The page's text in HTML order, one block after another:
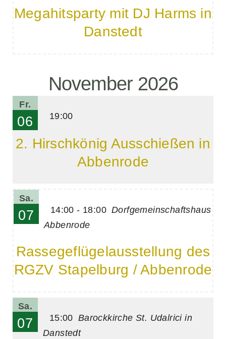
Megahitsparty mit DJ Harms in
Danstedt
November 2026
Fr.
06 19:00
2. Hirschkönig Ausschießen in
Abbenrode
Sa.
07 14:00 - 18:00 Dorfgemeinschaftshaus
Abbenrode
Rassegeflügelausstellung des
RGZV Stapelburg / Abbenrode
Sa.
07 15:00 Barockkirche St. Udalrici in
Danstedt